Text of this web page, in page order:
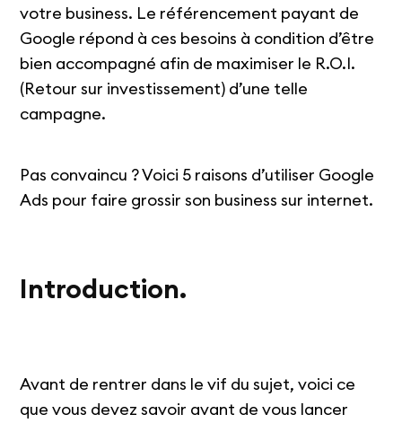
votre business. Le référencement payant de
Google répond à ces besoins à condition d’être
bien accompagné afin de maximiser le R.O.I.
(Retour sur investissement) d’une telle
campagne.
Pas convaincu ? Voici 5 raisons d’utiliser Google
Ads pour faire grossir son business sur internet.
Introduction.
Avant de rentrer dans le vif du sujet, voici ce
que vous devez savoir avant de vous lancer